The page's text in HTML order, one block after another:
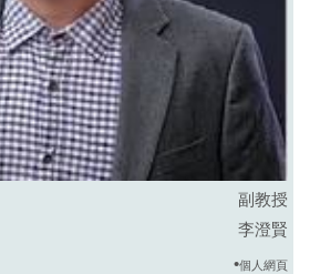
副教授
李澄賢
•個人網頁